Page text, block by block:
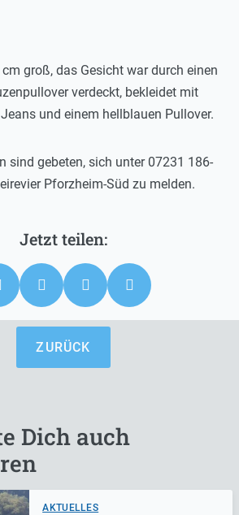
groß, das Gesicht war durch einen
verdeckt, bekleidet mit
und einem hellblauen Pullover.
sind gebeten, sich unter 07231 186-
Pforzheim-Süd zu melden.
ZURÜCK
Dich auch
AKTUELLES